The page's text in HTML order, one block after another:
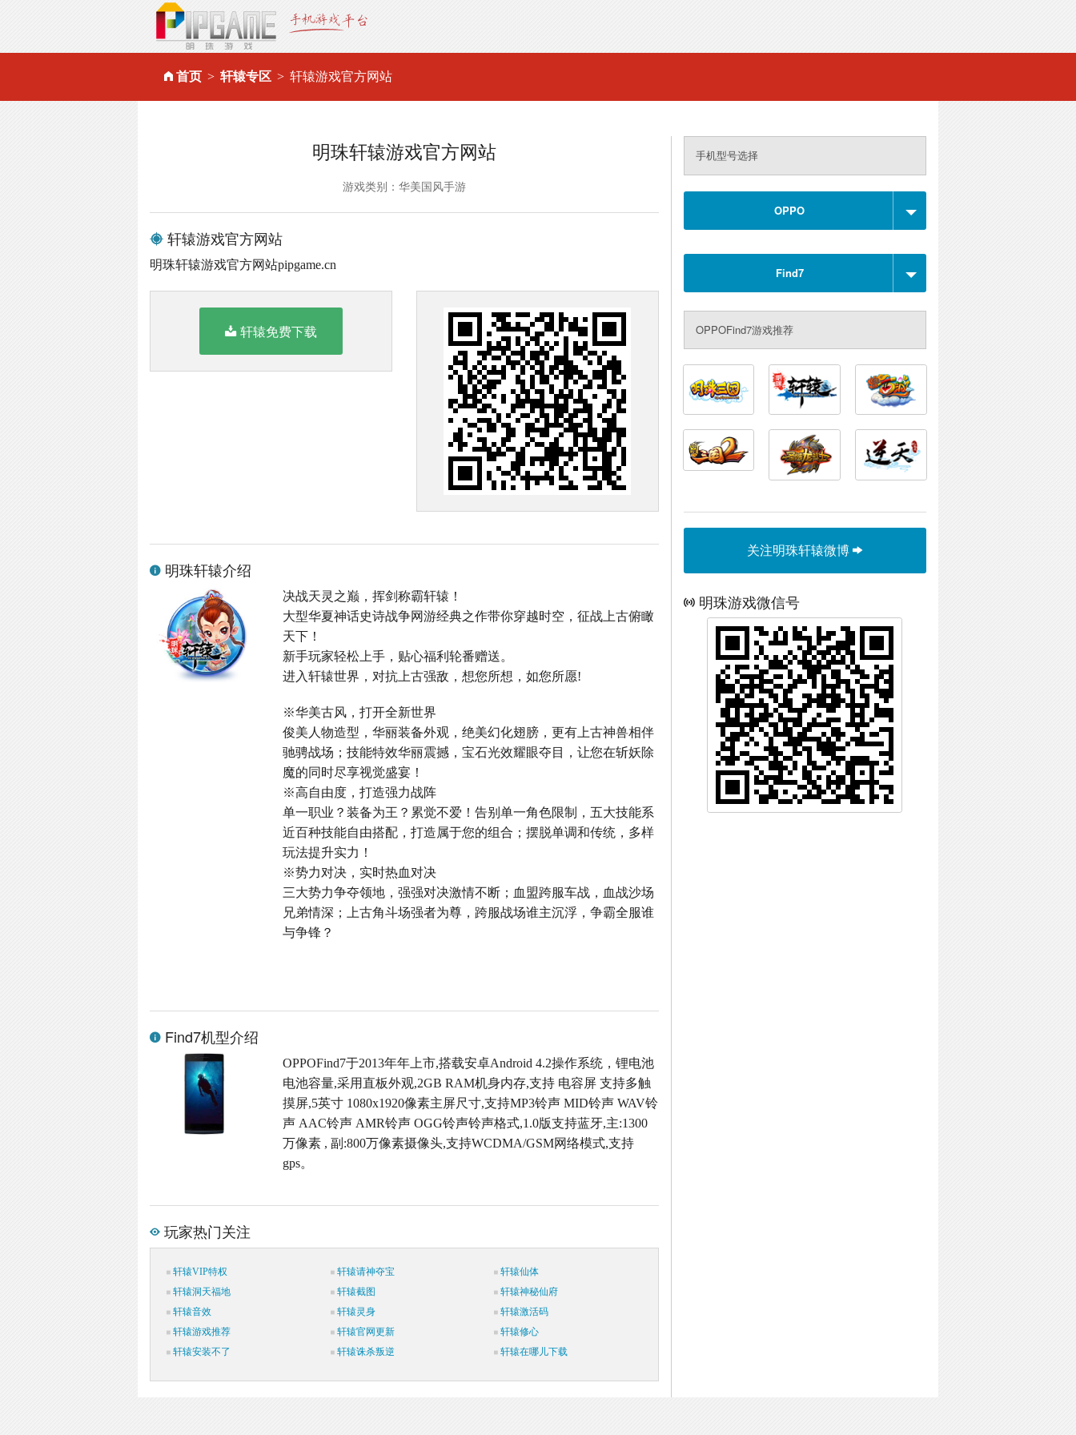
首页 轩辕专区 轩辕游戏官方网站
明珠轩辕游戏官方网站
游戏类别：华美国风手游
轩辕游戏官方网站
明珠轩辕游戏官方网站pipgame.cn
轩辕免费下载
明珠轩辕介绍
决战天灵之巅，挥剑称霸轩辕！
大型华夏神话史诗战争网游经典之作带你穿越时空，征战上古俯瞰
天下！
新手玩家轻松上手，贴心福利轮番赠送。
进入轩辕世界，对抗上古强敌，想您所想，如您所愿!
※华美古风，打开全新世界
俊美人物造型，华丽装备外观，绝美幻化翅膀，更有上古神兽相伴
驰骋战场；技能特效华丽震撼，宝石光效耀眼夺目，让您在斩妖除
魔的同时尽享视觉盛宴！
※高自由度，打造强力战阵
单一职业？装备为王？累觉不爱！告别单一角色限制，五大技能系
近百种技能自由搭配，打造属于您的组合；摆脱单调和传统，多样
玩法提升实力！
※势力对决，实时热血对决
三大势力争夺领地，强强对决激情不断；血盟跨服车战，血战沙场
兄弟情深；上古角斗场强者为尊，跨服战场谁主沉浮，争霸全服谁
与争锋？
Find7机型介绍
OPPOFind7于2013年年上市,搭载安卓Android 4.2操作系统，锂电池
电池容量,采用直板外观,2GB RAM机身内存,支持 电容屏 支持多触
摸屏,5英寸 1080x1920像素主屏尺寸,支持MP3铃声 MID铃声 WAV铃
声 AAC铃声 AMR铃声 OGG铃声铃声格式,1.0版支持蓝牙,主:1300
万像素 , 副:800万像素摄像头,支持WCDMA/GSM网络模式,支持
gps。
玩家热门关注
轩辕VIP特权 轩辕请神夺宝
轩辕仙体
轩辕洞天福地
轩辕截图
轩辕神秘仙府
轩辕音效
轩辕灵身
轩辕激活码
轩辕游戏推荐
轩辕官网更新
轩辕修心
轩辕安装不了
轩辕诛杀叛逆 轩辕在哪儿下载
手机型号选择
OPPO
Find7
OPPOFind7游戏推荐
关注明珠轩辕微博
明珠游戏微信号